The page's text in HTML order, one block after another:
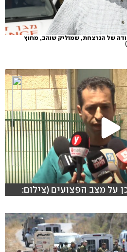
של הנרצחת, שמוליק שנהב, מחוץ
על מצב הפצועים (צילום: